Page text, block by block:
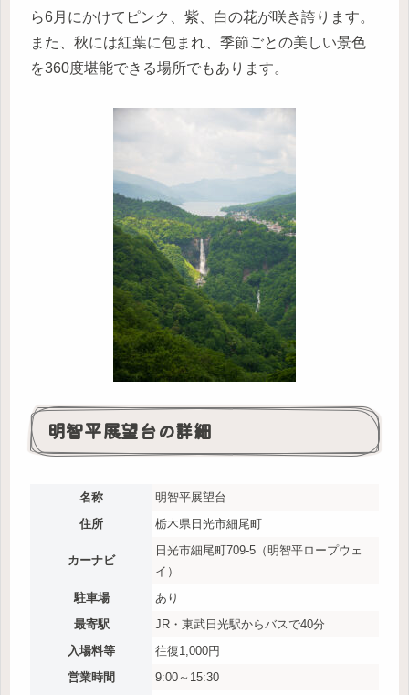
ら6月にかけてピンク、紫、白の花が咲き誇ります。
また、秋には紅葉に包まれ、季節ごとの美しい景色
を360度堪能できる場所でもあります。
明智平展望台の詳細
名称
明智平展望台
住所
栃木県日光市細尾町
カーナビ
日光市細尾町709-5（明智平ロープウェ
イ）
駐車場
あり
最寄駅
JR・東武日光駅からバスで40分
入場料等
往復1,000円
営業時間
9:00～15:30